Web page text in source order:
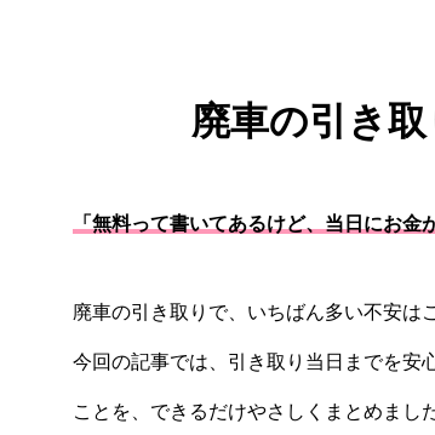
廃車の引き
「無料って書いてあるけど、当日にお金
廃車の引き取りで、いちばん多い不安は
今回の記事では、引き取り当日までを安
ことを、できるだけやさしくまとめました